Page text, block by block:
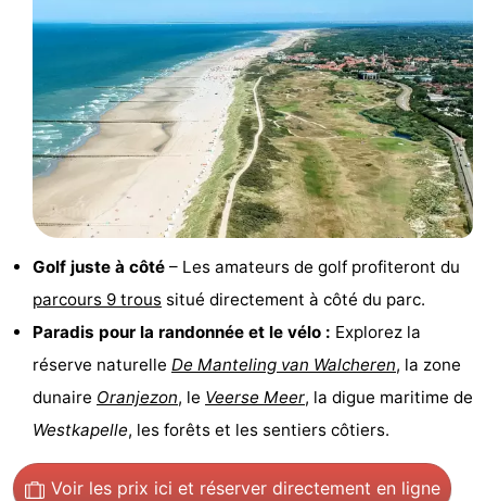
jeux
Parcours
mini-
golf
Centres
bien-
être
villes
Nature
Visites
guidées
Sports
-
Faire
vélo
Équitation
-
Golf juste à côté – Les amateurs de golf profiteront du
parcours 9 trous situé directement à côté du parc.
Paradis pour la randonnée et le vélo : Explorez la
réserve naturelle De Manteling van Walcheren, la zone
dunaire Oranjezon, le Veerse Meer, la digue maritime de
Westkapelle, les forêts et les sentiers côtiers.
Voir les prix ici et réserver directement en ligne